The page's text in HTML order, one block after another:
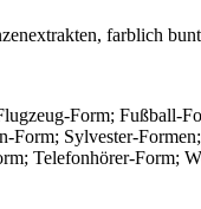
farblich
Form; Fußball-
Sylvester-
Telefonhörer-Form;